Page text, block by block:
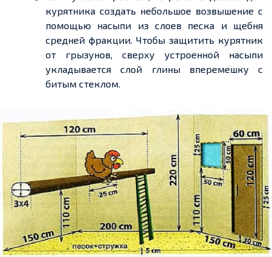
курятника создать небольшое возвышение с
помощью насыпи из слоев песка и щебня
средней фракции. Чтобы защитить курятник
от грызунов, сверху устроенной насыпи
укладывается слой глины вперемешку с
битым стеклом.